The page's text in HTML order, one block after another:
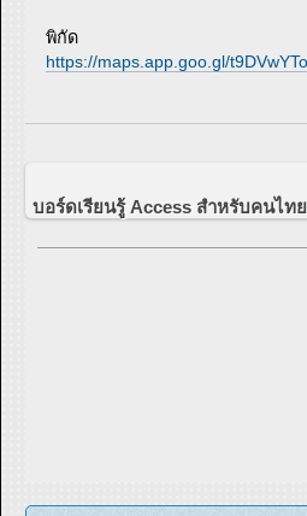
พิกัด
https://maps.app.goo.gl/
บอร์ดเรียนรู้ Access สำหรับคนไทย